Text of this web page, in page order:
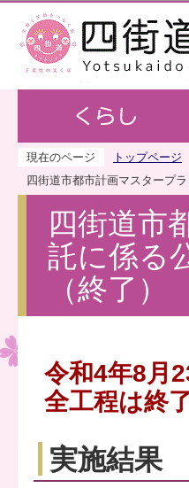
現在のページ トップページ
四街道市都市計画マスタープ
四街道市
託に係る
（終了）
令和4年8月
全工程は終
実施結果